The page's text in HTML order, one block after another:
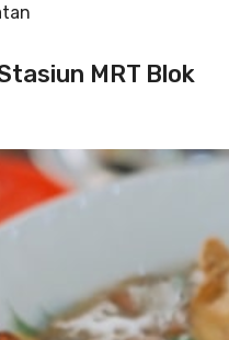
MRT Blok